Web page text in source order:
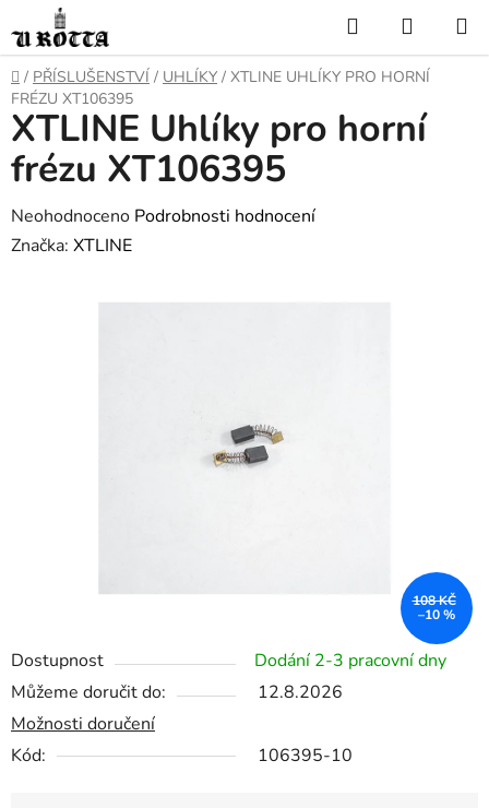
na
obsah
Hledat
KOŠÍK
DOMŮ
/ PŘÍSLUŠENSTVÍ / UHLÍKY / XTLINE UHLÍKY PRO HORNÍ
FRÉZU XT106395
Dostupnost
Dodání 2-3 pracovní dny
Můžeme doručit do:
12.8.2026
Možnosti doručení
Kód:
106395-10
XTLINE Uhlíky pro horní
frézu XT106395
Průměrné
hodnocení
Neohodnoceno Podrobnosti hodnocení
Značka: XTLINE
108 KČ
–10 %